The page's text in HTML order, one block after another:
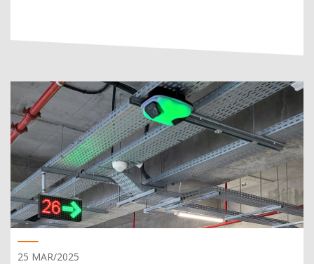
25 MAR/2025